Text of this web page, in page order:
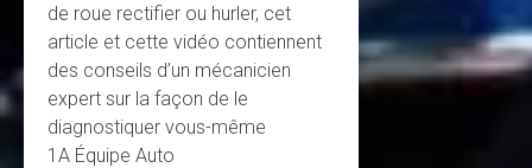
de roue rectifier ou hurler, cet
article et cette vidéo contiennent
des conseils d’un mécanicien
expert sur la façon de le
diagnostiquer vous-même
1A Équipe Auto